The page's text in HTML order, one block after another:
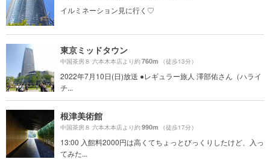
イルミネーション見に行く♡
東京ミッドタウン
中国茶房８ 六本木本店より約760m （徒歩13分）
2022年7月10日(日)放送 ●レギュラー旅人 澤部佑さん（ハライ
チ...
根津美術館
中国茶房８ 六本木本店より約990m （徒歩17分）
13:00 入館料2000円は高くてちょっとびっくりしたけど、入っ
てみた...